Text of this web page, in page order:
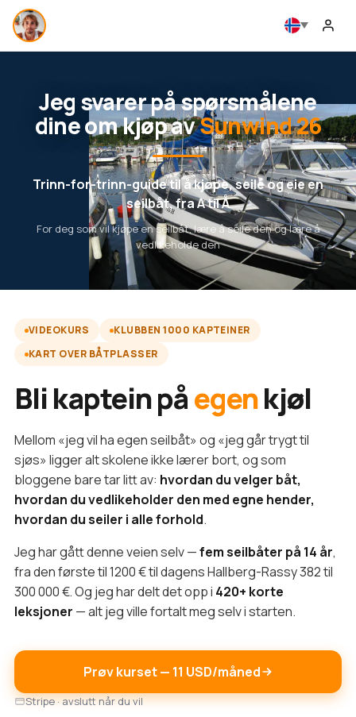
Jeg svarer på spørsmålene
dine om kjøp avSunwind 26
Trinn-for-trinn-guide til å kjøpe, seile og eie en
seilbåt, fra A til Å
For deg som vil kjøpe en seilbåt, lære å seile den og lære å
vedlikeholde den
VIDEOKURS
KLUBBEN 1000 KAPTEINER
KART OVER BÅTPLASSER
Bli kaptein påegenkjøl
Mellom «jeg vil ha egen seilbåt» og «jeg går trygt til
sjøs» ligger alt skolene ikke lærer bort, og som
bloggene bare tar litt av: hvordan du velger båt,
hvordan du vedlikeholder den med egne hender,
hvordan du seiler i alle forhold.
Jeg har gått denne veien selv —fem seilbåter på 14 år,
fra den første til 1200 € til dagens Hallberg-Rassy 382 til
300 000 €. Og jeg har delt det opp i 420+ korte
leksjoner — alt jeg ville fortalt meg selv i starten.
Prøv kurset — 11 USD/måned
Stripe · avslutt når du vil